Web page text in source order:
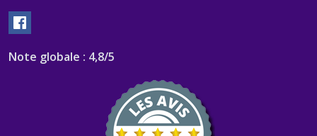
Note globale : 4,8/5